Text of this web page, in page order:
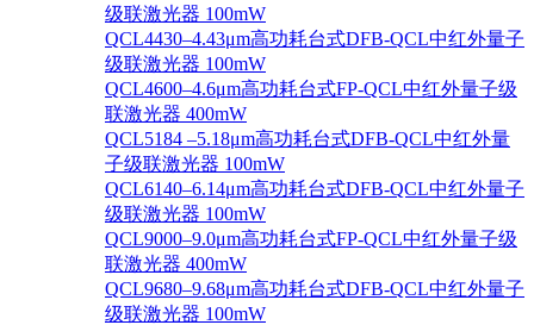
级联激光器 100mW
QCL4430–4.43μm高功耗台式DFB-QCL中红外量子
级联激光器 100mW
QCL4600–4.6μm高功耗台式FP-QCL中红外量子级
联激光器 400mW
QCL5184 –5.18μm高功耗台式DFB-QCL中红外量
子级联激光器 100mW
QCL6140–6.14μm高功耗台式DFB-QCL中红外量子
级联激光器 100mW
QCL9000–9.0μm高功耗台式FP-QCL中红外量子级
联激光器 400mW
QCL9680–9.68μm高功耗台式DFB-QCL中红外量子
级联激光器 100mW